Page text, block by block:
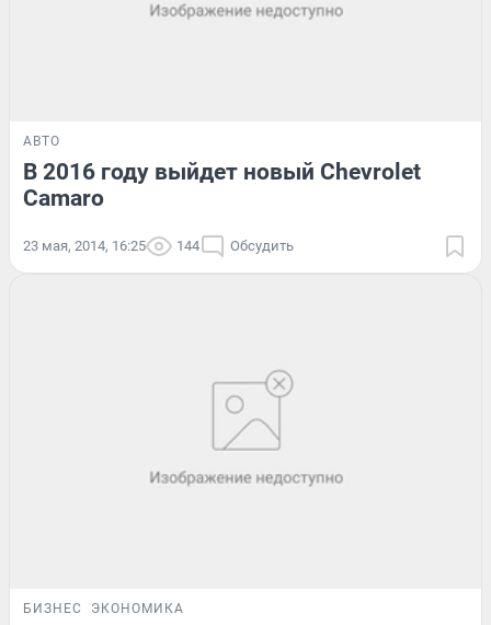
АВТО
В 2016 году выйдет новый Сhevrolet
Camaro
23 мая, 2014, 16:25 144 Обсудить
БИЗНЕС ЭКОНОМИКА